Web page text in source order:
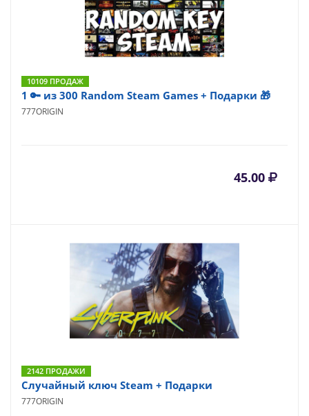
10109 ПРОДАЖ
1 🔑 из 300 Random Steam Games + Подарки 🎁
777ORIGIN
45.00
2142 ПРОДАЖИ
Случайный ключ Steam + Подарки
777ORIGIN